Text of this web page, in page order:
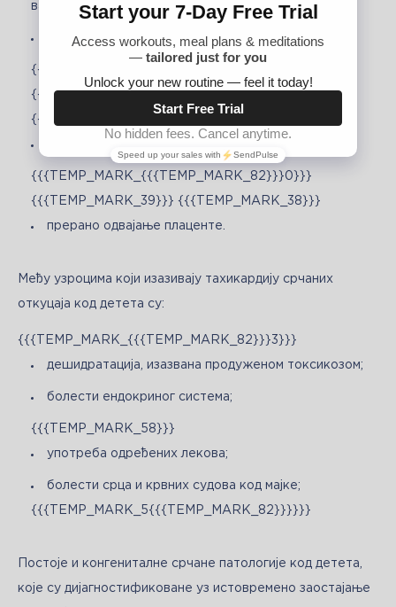
ваздуха;
недовољна физичка активност;
{{{TEMP_MARK_{{{TEMP_MARK_82}}}4}}}
{{{TEMP_MARK_59}}}
{{{TEMP_MARK_3{{{TEMP_MARK_83}}}}}}
{{{TEMP_MARK_{{{TEMP_MARK_82}}}0}}}
{{{TEMP_MARK_39}}} {{{TEMP_MARK_38}}}
прерано одвајање плаценте.
Међу узроцима који изазивају тахикардију срчаних
откуцаја код детета су:
{{{TEMP_MARK_{{{TEMP_MARK_82}}}3}}}
дешидратација, изазвана продуженом токсикозом;
болести ендокриног система;
{{{TEMP_MARK_58}}}
употреба одређених лекова;
болести срца и крвних судова код мајке;
{{{TEMP_MARK_5{{{TEMP_MARK_82}}}}}}
Постоје и конгениталне срчане патологије код детета,
које су дијагностификоване уз истовремено заостајање